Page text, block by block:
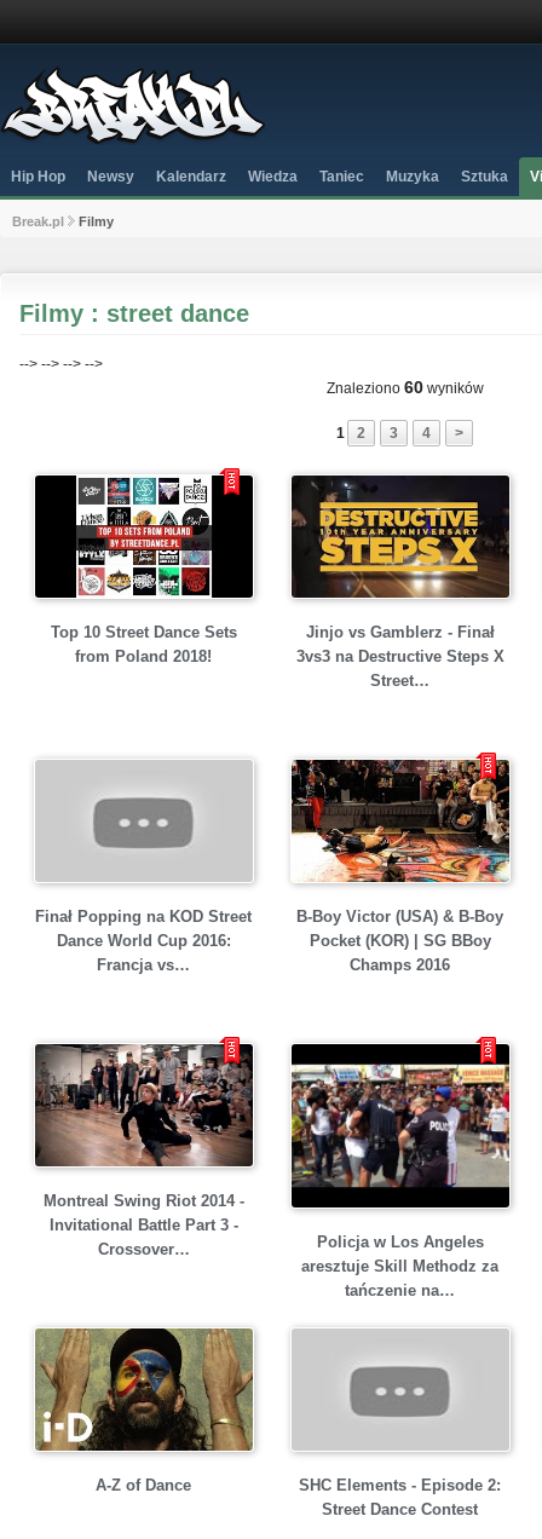
Hip Hop Newsy Kalendarz Wiedza Taniec Muzyka Sztuka
Break.pl Filmy
Filmy : street dance
--> --> --> -->
Znaleziono 60 wyników
1 2 3 4 >
Top 10 Street Dance Sets
from Poland 2018!
Jinjo vs Gamblerz - Finał
3vs3 na Destructive Steps X
Street…
Finał Popping na KOD Street
Dance World Cup 2016:
Francja vs…
B-Boy Victor (USA) & B-Boy
Pocket (KOR) | SG BBoy
Champs 2016
Montreal Swing Riot 2014 -
Invitational Battle Part 3 -
Crossover…
Policja w Los Angeles
aresztuje Skill Methodz za
tańczenie na…
A-Z of Dance
SHC Elements - Episode 2:
Street Dance Contest